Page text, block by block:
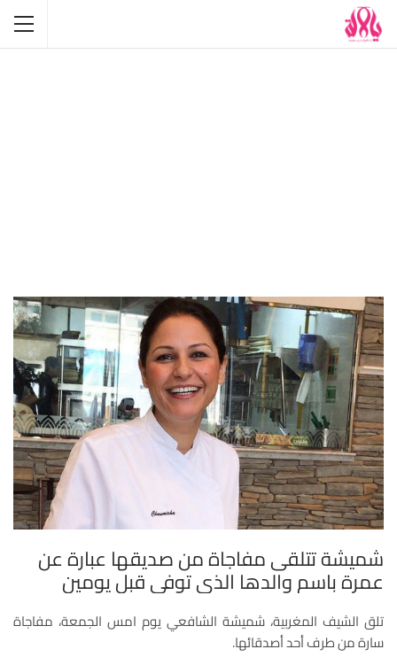
شميشة تتلقى مفاجاة من صديقها عبارة عن
عمرة باسم والدها الذي توفي قبل يومين
تلق الشيف المغربية، شميشة الشافعي يوم امس الجمعة، مفاجاة
سارة من طرف أحد أصدقائها.